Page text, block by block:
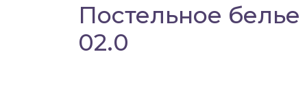
Постельное
02.0